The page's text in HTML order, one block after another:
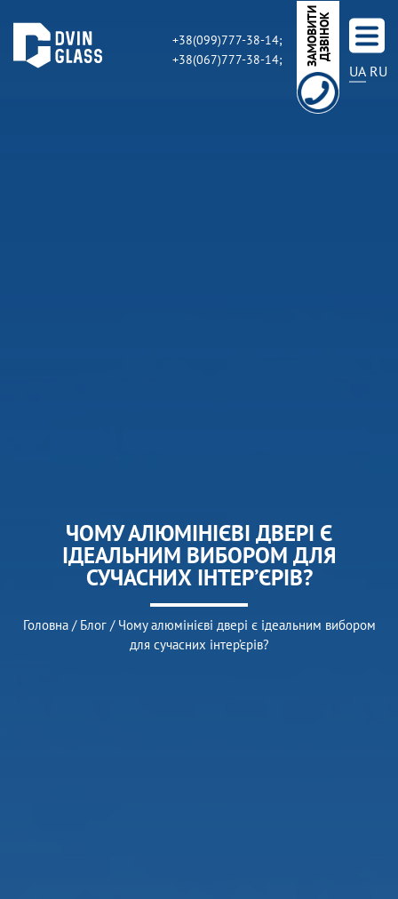
З
А
М
О
В
И
Т
И
Д
З
В
І
Н
ОК
+38(099)777-38-14;
+38(067)777-38-14;
UA RU
ЧОМУ АЛЮМІНІЄВІ ДВЕРІ Є
ІДЕАЛЬНИМ ВИБОРОМ ДЛЯ
СУЧАСНИХ ІНТЕР’ЄРІВ?
Головна/ Блог/ Чому алюмінієві двері є ідеальним вибором
для сучасних інтер’єрів?